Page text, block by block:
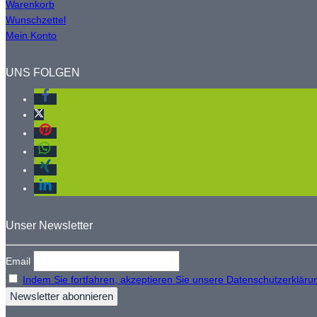
Warenkorb
Wunschzettel
Mein Konto
UNS FOLGEN
Unser Newsletter
Email
Indem Sie fortfahren, akzeptieren Sie unsere